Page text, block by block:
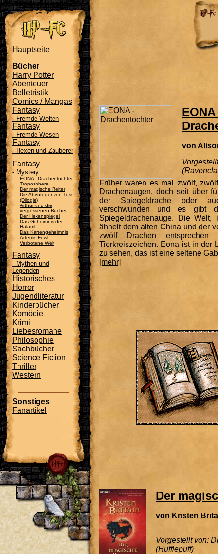
Administration
Hauptseite
Bücher
Harry Potter
Abenteuer
Belletristik
Comics / Mangas
Fantasy
- Fremde Welten
Fantasy
- Fremde Wesen
Fantasy
- Hexen und Zauberer
Fantasy
- Mystery
EONA - Drachentochter
Troposphere
Der magische Reiter
Die Abenteuer von Tess
(Dilogie)
Arthur und die
vergessenen Bücher
Der Hexenspiegel
Das Geheimnis der
Halami
Das Kartengeheimnis
Artemis Fowl
Verbotene Welt
Fantasy
- Mythen und
Legenden
Historisches
Horror
Jugendliteratur
Kinderbücher
Komödie
Krimi
Liebesromane
Philosophie
Sachbücher
Science Fiction
Thriller
Western
Sonstiges
Fanartikel
EONA
von
Früher waren es mal zwölf,
Drachenaugen, doch seit über
der Spiegeldrache oder
verschwunden und es gibt
Spiegeldrachenauge. Die Welt,
ähnelt dem alten China und der
zwölf Drachen entsprechen
Tierkreiszeichen. Eona ist in der
zu sehen, das ist eine seltene
[mehr]
Der
von Kristen
Vorgestellt von:
(Hufflepuff)